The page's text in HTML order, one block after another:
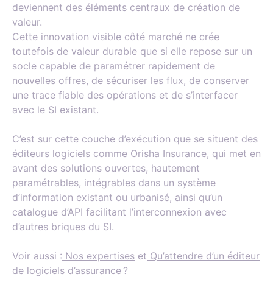
deviennent des éléments centraux de création de
valeur.
Cette innovation visible côté marché ne crée
toutefois de valeur durable que si elle repose sur un
socle capable de paramétrer rapidement de
nouvelles offres, de sécuriser les flux, de conserver
une trace fiable des opérations et de s’interfacer
avec le SI existant.
C’est sur cette couche d’exécution que se situent des
éditeurs logiciels comme Orisha Insurance, qui met en
avant des solutions ouvertes, hautement
paramétrables, intégrables dans un système
d’information existant ou urbanisé, ainsi qu’un
catalogue d’API facilitant l’interconnexion avec
d’autres briques du SI.
Voir aussi : Nos expertises et Qu’attendre d’un éditeur
de logiciels d’assurance ?